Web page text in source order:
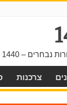
– 1440 ד' ביממה.
צרכנות